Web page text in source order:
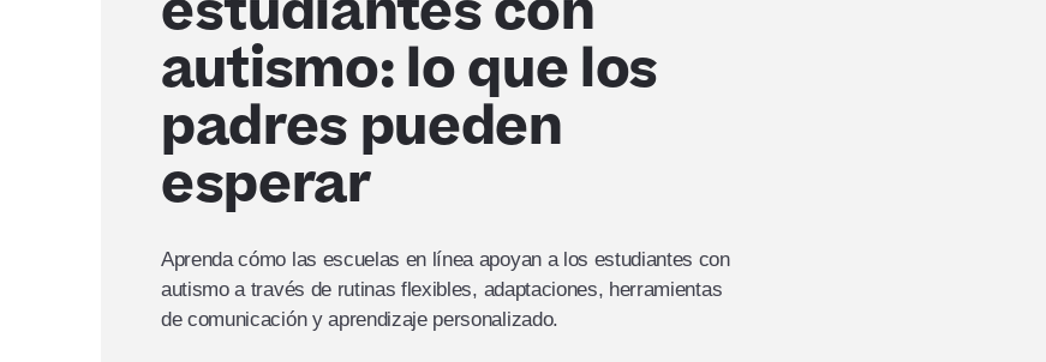
autismo: lo que los
padres pueden
esperar
Aprenda cómo las escuelas en línea apoyan a los estudiantes con
autismo a través de rutinas flexibles, adaptaciones, herramientas
de comunicación y aprendizaje personalizado.